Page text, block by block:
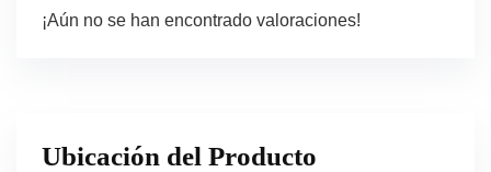
¡Aún no se han encontrado valoraciones!
Ubicación del Producto